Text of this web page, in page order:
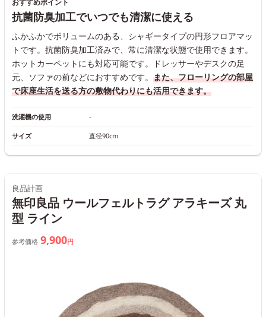
おすすめポイント
抗菌防臭加工でいつでも清潔に使える
ふかふかでボリュームのある、シャギータイプの円形フロアマッ
トです。抗菌防臭加工済みで、常に清潔な状態で使用できます。
ホットカーペットにも対応可能です。ドレッサーやデスクの足
元、ソファの前などにおすすめです。 また、フローリングの部屋
で床座生活を送る方の敷物代わりにも活用できます。
洗濯機の使用 -
サイズ 直径90cm
良品計画
無印良品 ウールフェルトラグ アラキーズ 丸
型 ライン
参考価格 9,900円